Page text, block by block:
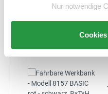
Nur notwendige
Details